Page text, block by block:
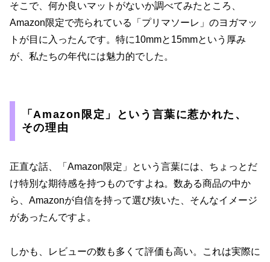
そこで、何か良いマットがないか調べてみたところ、
Amazon限定で売られている「プリマソーレ」のヨガマッ
トが目に入ったんです。特に10mmと15mmという厚み
が、私たちの年代には魅力的でした。
「Amazon限定」という言葉に惹かれた、
その理由
正直な話、「Amazon限定」という言葉には、ちょっとだ
け特別な期待感を持つものですよね。数ある商品の中か
ら、Amazonが自信を持って選び抜いた、そんなイメージ
があったんですよ。
しかも、レビューの数も多くて評価も高い。これは実際に